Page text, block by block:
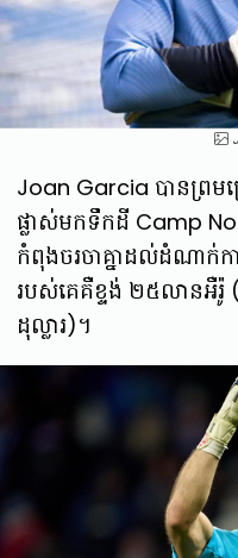
Joan Garcia បានព្រមព្
ផ្លាស់មកទឹកដី Camp
កំពុងចរចាគ្នាដល់ដំណាក់ក
របស់គេគឺខ្ទង់ ២៥លានអឺ
ដុល្លារ)។